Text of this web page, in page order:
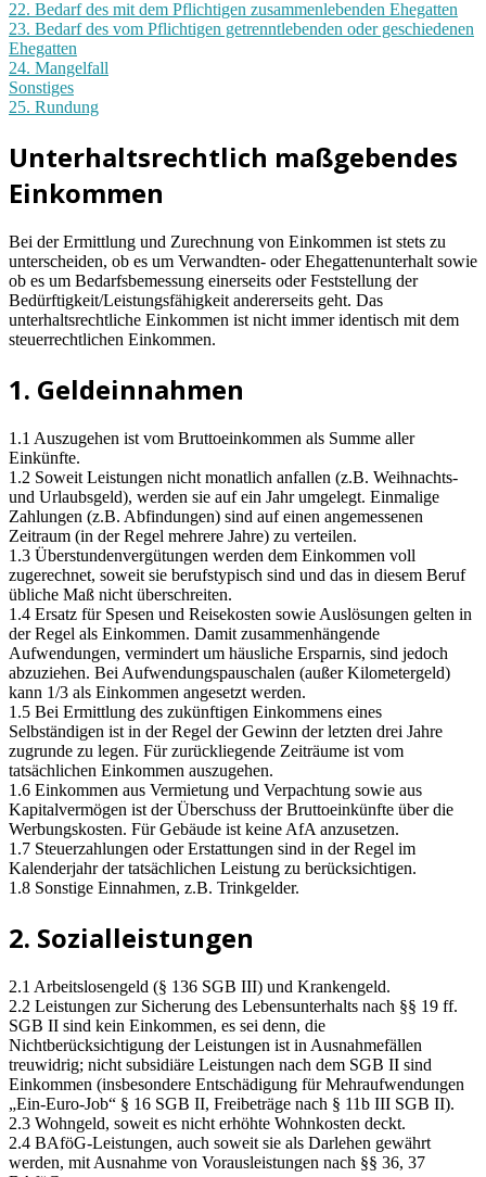
22. Bedarf des mit dem Pflichtigen zusammenlebenden Ehegatten
23. Bedarf des vom Pflichtigen getrenntlebenden oder geschiedenen
Ehegatten
24. Mangelfall
Sonstiges
25. Rundung
Unterhaltsrechtlich maßgebendes
Einkommen
Bei der Ermittlung und Zurechnung von Einkommen ist stets zu
unterscheiden, ob es um Verwandten- oder Ehegattenunterhalt sowie
ob es um Bedarfsbemessung einerseits oder Feststellung der
Bedürftigkeit/Leistungsfähigkeit andererseits geht. Das
unterhaltsrechtliche Einkommen ist nicht immer identisch mit dem
steuerrechtlichen Einkommen.
1. Geldeinnahmen
1.1 Auszugehen ist vom Bruttoeinkommen als Summe aller
Einkünfte.
1.2 Soweit Leistungen nicht monatlich anfallen (z.B. Weihnachts-
und Urlaubsgeld), werden sie auf ein Jahr umgelegt. Einmalige
Zahlungen (z.B. Abfindungen) sind auf einen angemessenen
Zeitraum (in der Regel mehrere Jahre) zu verteilen.
1.3 Überstundenvergütungen werden dem Einkommen voll
zugerechnet, soweit sie berufstypisch sind und das in diesem Beruf
übliche Maß nicht überschreiten.
1.4 Ersatz für Spesen und Reisekosten sowie Auslösungen gelten in
der Regel als Einkommen. Damit zusammenhängende
Aufwendungen, vermindert um häusliche Ersparnis, sind jedoch
abzuziehen. Bei Aufwendungspauschalen (außer Kilometergeld)
kann 1/3 als Einkommen angesetzt werden.
1.5 Bei Ermittlung des zukünftigen Einkommens eines
Selbständigen ist in der Regel der Gewinn der letzten drei Jahre
zugrunde zu legen. Für zurückliegende Zeiträume ist vom
tatsächlichen Einkommen auszugehen.
1.6 Einkommen aus Vermietung und Verpachtung sowie aus
Kapitalvermögen ist der Überschuss der Bruttoeinkünfte über die
Werbungskosten. Für Gebäude ist keine AfA anzusetzen.
1.7 Steuerzahlungen oder Erstattungen sind in der Regel im
Kalenderjahr der tatsächlichen Leistung zu berücksichtigen.
1.8 Sonstige Einnahmen, z.B. Trinkgelder.
2. Sozialleistungen
2.1 Arbeitslosengeld (§ 136 SGB III) und Krankengeld.
2.2 Leistungen zur Sicherung des Lebensunterhalts nach §§ 19 ff.
SGB II sind kein Einkommen, es sei denn, die
Nichtberücksichtigung der Leistungen ist in Ausnahmefällen
treuwidrig; nicht subsidiäre Leistungen nach dem SGB II sind
Einkommen (insbesondere Entschädigung für Mehraufwendungen
„Ein-Euro-Job“ § 16 SGB II, Freibeträge nach § 11b III SGB II).
2.3 Wohngeld, soweit es nicht erhöhte Wohnkosten deckt.
2.4 BAföG-Leistungen, auch soweit sie als Darlehen gewährt
werden, mit Ausnahme von Vorausleistungen nach §§ 36, 37